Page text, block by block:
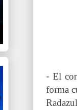
- El
forma